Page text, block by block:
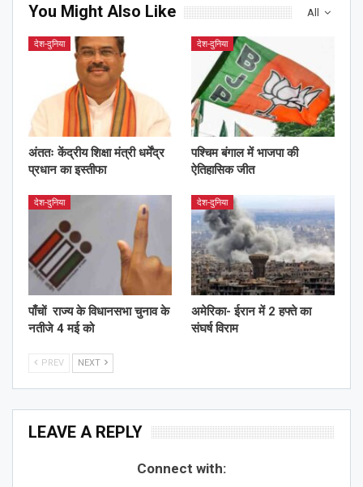
All
You Might Also Like
देश-दुनिया
अंततः केंद्रीय शिक्षा मंत्री धर्मेंद्र
प्रधान का इस्तीफा
देश-दुनिया
पश्चिम बंगाल में भाजपा की
ऐतिहासिक जीत
देश-दुनिया
पाँचों राज्य के विधानसभा चुनाव के
नतीजे 4 मई को
देश-दुनिया
अमेरिका- ईरान में 2 हफ्ते का
संघर्ष विराम
PREV NEXT
LEAVE A REPLY
Connect with: